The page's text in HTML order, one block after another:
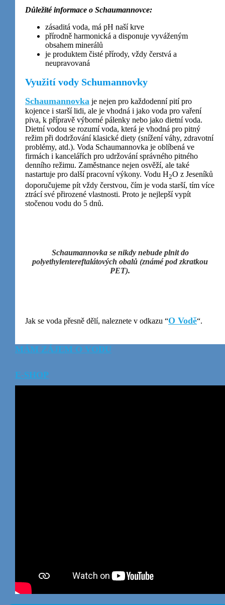
Důležité informace o Schaumannovce:
zásaditá voda, má pH naší krve
přírodně harmonická a disponuje vyváženým
obsahem minerálů
je produktem čisté přírody, vždy čerstvá a
neupravovaná
Využití vody Schumannovky
Schaumannovka je nejen pro každodenní pití pro
kojence i starší lidi, ale je vhodná i jako voda pro vaření
piva, k přípravě výborné pálenky nebo jako dietní voda.
Dietní vodou se rozumí voda, která je vhodná pro pitný
režim při dodržování klasické diety (snížení váhy, zdravotní
problémy, atd.). Voda Schaumannovka je oblíbená ve
firmách i kancelářích pro udržování správného pitného
denního režimu. Zaměstnance nejen osvěží, ale také
nastartuje pro další pracovní výkony. Vodu H2O z Jeseníků
doporučujeme pít vždy čerstvou, čím je voda starší, tím více
ztrácí své přirozené vlastnosti. Proto je nejlepší vypít
stočenou vodu do 5 dnů.
Schaumannovka se nikdy nebude plnit do
polyethylentereftalátových obalů (známé pod zkratkou
PET).
Jak se voda přesně dělí, naleznete v odkazu “O Vodě“.
MÁM ZÁJEM O VODU
E-SHOP
návštěvě co
Pokud tyto
cookies
odmítnete,
některé
webu zmizí.
Marketing
Sdílením svých
zájmů a chování
při návštěvě
našich stránek
zvyšujete šanci na
zobrazení
personalizovaného
obsahu a nabídek.